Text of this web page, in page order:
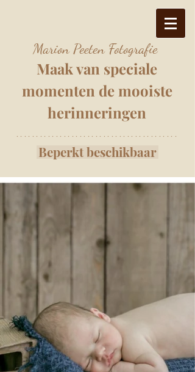
Marion Peeten Fotografie
Maak van speciale
momenten de mooiste
herinneringen
*****************************************
Beperkt beschikbaar